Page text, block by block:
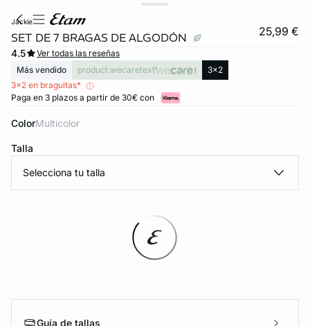
jackie
SET DE 7 BRAGAS DE ALGODÓN 25,99 €
4.5
Ver todas las reseñas
Más vendido
product.wecaretext
3x2
3x2 en braguitas*
Paga en 3 plazos a partir de 30€ con
Color multicolor
Talla
Selecciona tu talla
Guía de tallas